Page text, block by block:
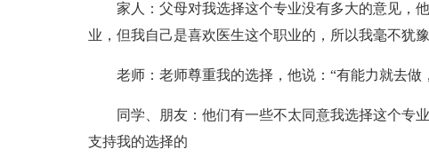
家人：父母对我选择这个专业没有多大的意见，他
业，但我自己是喜欢医生这个职业的，所以我毫不犹
老师：老师尊重我的选择，他说：“有能力就去做
同学、朋友：他们有一些不太同意我选择这个专业
支持我的选择的